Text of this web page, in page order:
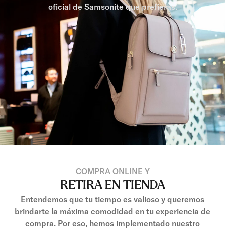
oficial de Samsonite que prefieras.
COMPRA ONLINE Y
RETIRA EN TIENDA
Entendemos que tu tiempo es valioso y queremos
brindarte la máxima comodidad en tu experiencia de
compra. Por eso, hemos implementado nuestro